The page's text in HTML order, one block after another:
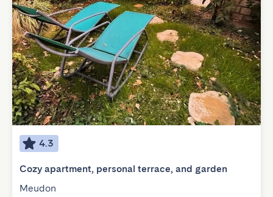
4.3
Cozy apartment, personal terrace, and garden
Meudon